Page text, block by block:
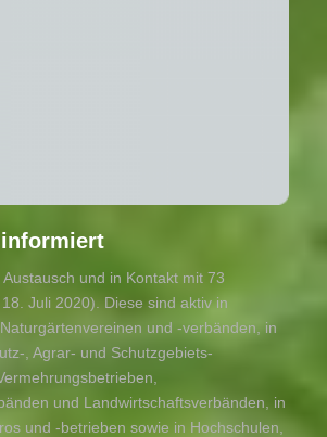
und in Kontakt mit 73
Juli 2020). Diese sind aktiv in
und -verbänden, in
, Agrar- und Schutzgebiets-
und Landwirtschaftsverbänden, in
und -betrieben sowie in Hochschulen,